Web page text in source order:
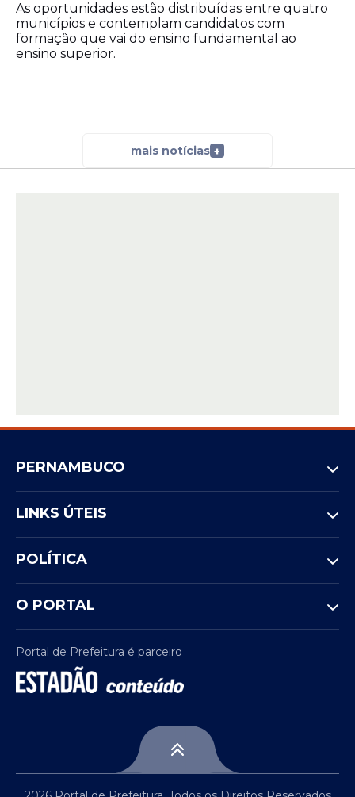
As oportunidades estão distribuídas entre quatro
municípios e contemplam candidatos com
formação que vai do ensino fundamental ao
ensino superior.
mais notícias +
PERNAMBUCO
LINKS ÚTEIS
POLÍTICA
O PORTAL
Portal de Prefeitura é parceiro